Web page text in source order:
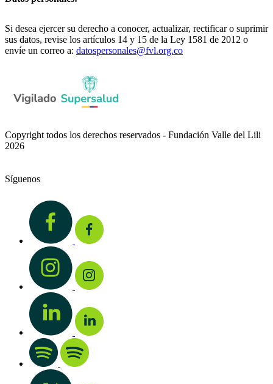
Si desea ejercer su derecho a conocer, actualizar, rectificar o suprimir
sus datos, revise los artículos 14 y 15 de la Ley 1581 de 2012 o
envíe un correo a: datospersonales@fvl.org.co
Copyright todos los derechos reservados - Fundación Valle del Lili
2026
Síguenos